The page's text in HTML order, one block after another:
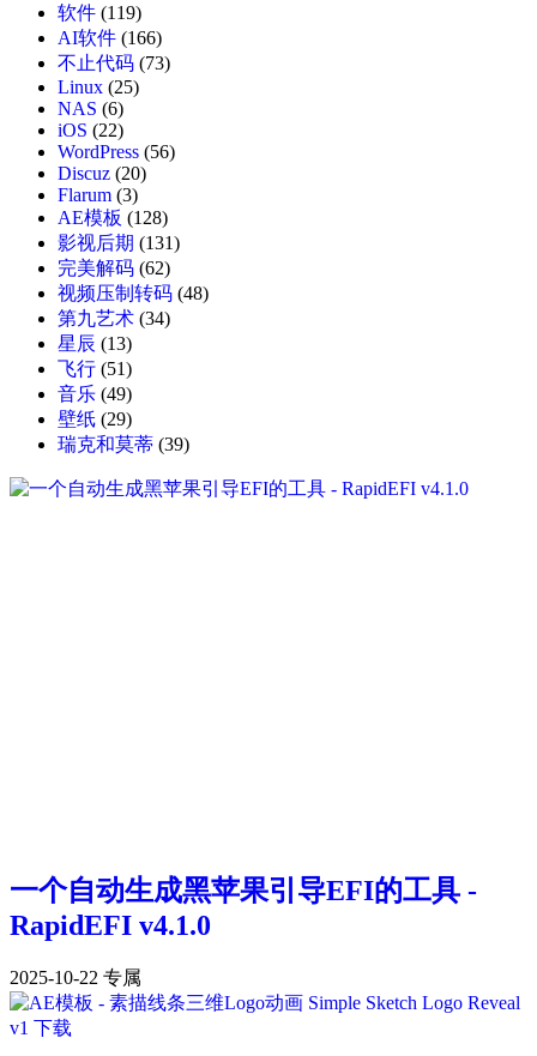
软件 (119)
AI软件 (166)
不止代码 (73)
Linux (25)
NAS (6)
iOS (22)
WordPress (56)
Discuz (20)
Flarum (3)
AE模板 (128)
影视后期 (131)
完美解码 (62)
视频压制转码 (48)
第九艺术 (34)
星辰 (13)
飞行 (51)
音乐 (49)
壁纸 (29)
瑞克和莫蒂 (39)
一个自动生成黑苹果引导EFI的工具 -
RapidEFI v4.1.0
2025-10-22 专属